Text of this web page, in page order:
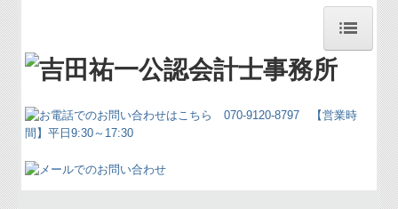
ホーム
当事務所の特徴
サービス案内